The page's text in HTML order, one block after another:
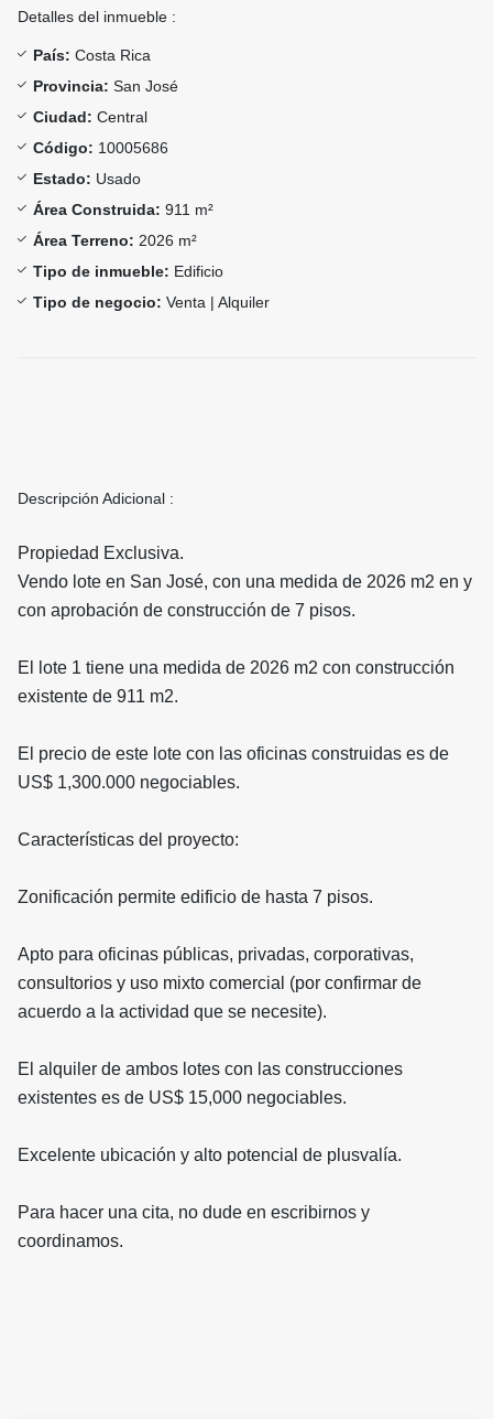
Detalles del inmueble :
País: Costa Rica
Provincia: San José
Ciudad: Central
Código: 10005686
Estado: Usado
Área Construida: 911 m²
Área Terreno: 2026 m²
Tipo de inmueble: Edificio
Tipo de negocio: Venta | Alquiler
Descripción Adicional :
Propiedad Exclusiva.
Vendo lote en San José, con una medida de 2026 m2 en y
con aprobación de construcción de 7 pisos.
El lote 1 tiene una medida de 2026 m2 con construcción
existente de 911 m2.
El precio de este lote con las oficinas construidas es de
US$ 1,300.000 negociables.
Características del proyecto:
Zonificación permite edificio de hasta 7 pisos.
Apto para oficinas públicas, privadas, corporativas,
consultorios y uso mixto comercial (por confirmar de
acuerdo a la actividad que se necesite).
El alquiler de ambos lotes con las construcciones
existentes es de US$ 15,000 negociables.
Excelente ubicación y alto potencial de plusvalía.
Para hacer una cita, no dude en escribirnos y
coordinamos.